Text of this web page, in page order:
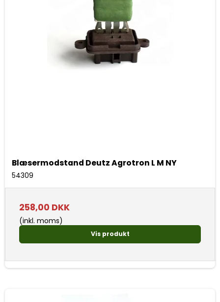
Blæsermodstand Deutz Agrotron L M NY
54309
258,00 DKK
(inkl. moms)
Vis produkt